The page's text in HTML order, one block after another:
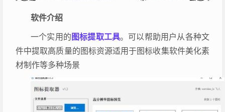
软件介绍
一个实用的 图标提取工具。可以帮助用户从各种文
件中提取高质量的图标资源适用于图标收集软件美化素
材制作等多种场景